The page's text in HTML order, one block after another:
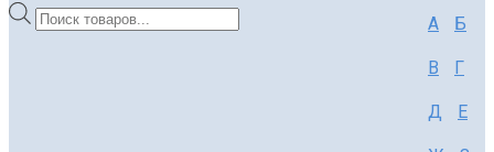
Поиск
товаров
А Б
В Г
Д Е